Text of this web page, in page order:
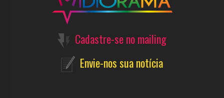
Cadastre-se no mailing
Envie-nos sua notícia